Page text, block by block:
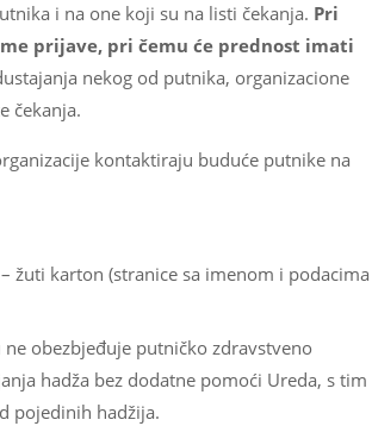
i na one koji su na listi čekanja. Pri
prijave, pri čemu će prednost imati
nekog od putnika, organizacione
čekanja.
kontaktiraju buduće putnike na
žuti karton (stranice sa imenom i
obezbjeđuje putničko zdravstveno
hadža bez dodatne pomoći Ureda, s tim
pojedinih hadžija.